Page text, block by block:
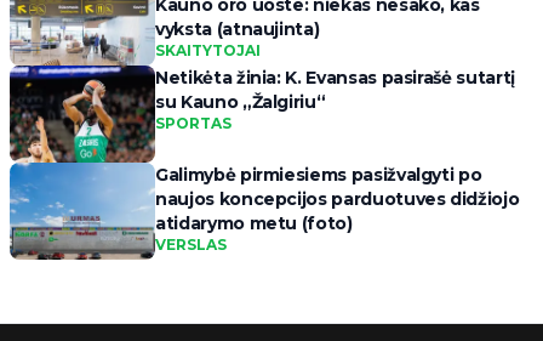
Kauno oro uoste: niekas nesako, kas
vyksta (atnaujinta)
SKAITYTOJAI
Netikėta žinia: K. Evansas pasirašė sutartį
su Kauno „Žalgiriu“
SPORTAS
Galimybė pirmiesiems pasižvalgyti po
naujos koncepcijos parduotuves didžiojo
atidarymo metu (foto)
VERSLAS